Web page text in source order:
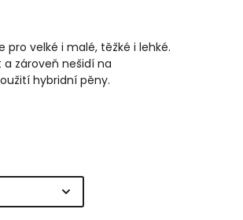
velké i malé, těžké i lehké.
zároveň nešidí na
hybridní pěny.